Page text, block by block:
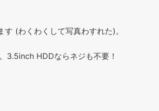
(わくわくして写真わすれた)。
3.5inch HDDならネジも不要！